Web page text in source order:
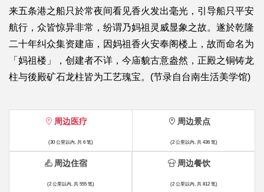
来五条港之船只於常夜间看见香火发出毫光，引导船只平安
航行，众皆惊异非常，纷谓乃妈祖灵威显象之故。遂於乾隆
二十年纠众集资建庙，因妈祖香火安奉阁楼上，故而命名为
「妈祖楼」，创建者不详，今庙貌古意盎然，正殿之铜铸龙
柱与後殿矿石龙柱皆为工艺瑰宝。(节录自台南生活美学馆)
周边医疗
(30 公里以内, 共 6 笔)
周边景点
(2 公里以内, 共 436 笔)
周边住宿
(2 公里以内, 共 555 笔)
周边餐饮
(2 公里以内, 共 812 笔)